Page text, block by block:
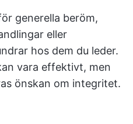
generella beröm,
eller
hos dem du leder.
vara effektivt, men
önskan om integritet.